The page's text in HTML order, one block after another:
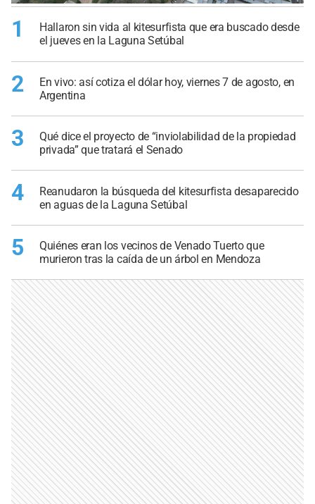
1
Hallaron sin vida al kitesurfista que era buscado desde
el jueves en la Laguna Setúbal
2
En vivo: así cotiza el dólar hoy, viernes 7 de agosto, en
Argentina
3
Qué dice el proyecto de “inviolabilidad de la propiedad
privada” que tratará el Senado
4
Reanudaron la búsqueda del kitesurfista desaparecido
en aguas de la Laguna Setúbal
5
Quiénes eran los vecinos de Venado Tuerto que
murieron tras la caída de un árbol en Mendoza